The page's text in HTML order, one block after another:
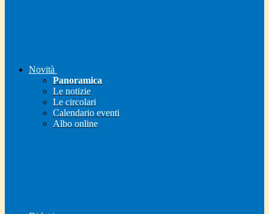
Novità
Panoramica
Le notizie
Le circolari
Calendario eventi
Albo online